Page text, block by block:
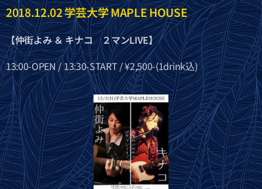
2018.12.02 学芸大学 MAPLE HOUSE
【仲街よみ ＆ キナコ ２マンLIVE】
13:00-OPEN / 13:30-START / ¥2,500-(1drink込)